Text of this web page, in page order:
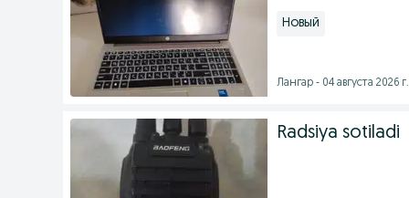
Новый
Лангар - 04 августа 2026 г.
Radsiya sotiladi